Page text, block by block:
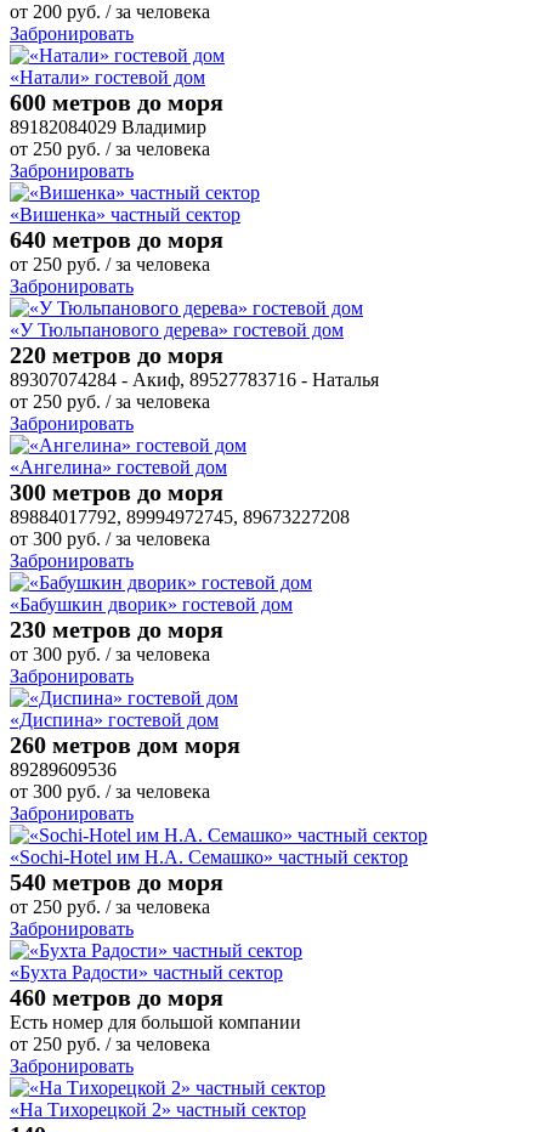
от 200 руб. / за человека
Забронировать
«Натали» гостевой дом
600 метров до моря
89182084029 Владимир
от 250 руб. / за человека
Забронировать
«Вишенка» частный сектор
640 метров до моря
от 250 руб. / за человека
Забронировать
«У Тюльпанового дерева» гостевой дом
220 метров до моря
89307074284 - Акиф, 89527783716 - Наталья
от 250 руб. / за человека
Забронировать
«Ангелина» гостевой дом
300 метров до моря
89884017792, 89994972745, 89673227208
от 300 руб. / за человека
Забронировать
«Бабушкин дворик» гостевой дом
230 метров до моря
от 300 руб. / за человека
Забронировать
«Диспина» гостевой дом
260 метров дом моря
89289609536
от 300 руб. / за человека
Забронировать
«Sochi-Hotel им Н.А. Семашко» частный сектор
540 метров до моря
от 250 руб. / за человека
Забронировать
«Бухта Радости» частный сектор
460 метров до моря
Есть номер для большой компании
от 250 руб. / за человека
Забронировать
«На Тихорецкой 2» частный сектор